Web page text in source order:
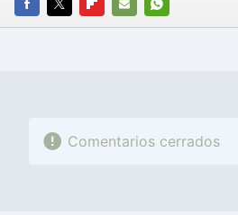
FACEBOOK
TWITTERFLIPBOARD
E-
WHATSAPP
Comentarios cerrados